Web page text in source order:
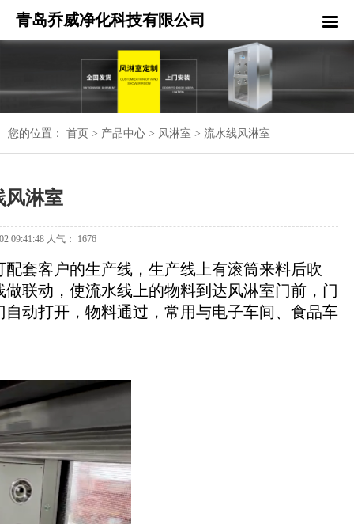
青岛乔威净化科技有限公司
您的位置： 首页 > 产品中心 > 风淋室 > 流水线风淋室
风淋室
09:41:48 人气： 1676
配套客户的生产线，生产线上有滚筒来料后吹
联动， 使流水线上的物料到达风淋室门前，门
动打开，物料通过，常用与电子车间、食品车